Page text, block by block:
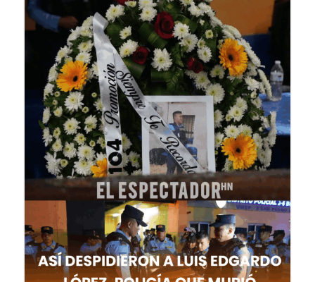
DGPC dará seguimiento a reembolsos...